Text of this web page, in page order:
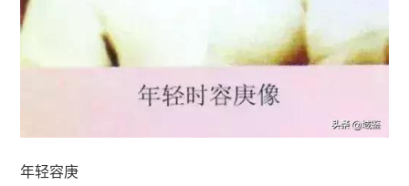
年轻容庚